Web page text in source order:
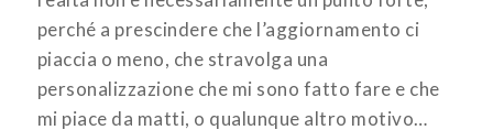
perché a prescindere che l’aggiornamento ci
piaccia o meno, che stravolga una
personalizzazione che mi sono fatto fare e che
mi piace da matti, o qualunque altro motivo…